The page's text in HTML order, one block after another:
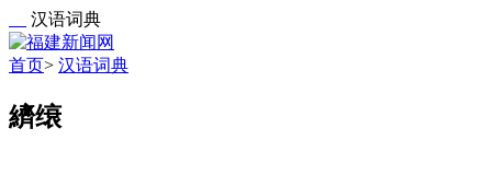
汉语词典
首页> 汉语词典
纃缞